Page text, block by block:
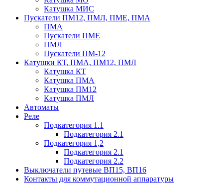
Катушка МИС
Пускатели ПМ12, ПМЛ, ПМЕ, ПМА
ПМА
Пускатели ПМЕ
ПМЛ
Пускатели ПМ-12
Катушки КТ, ПМА, ПМ12, ПМЛ
Катушка КТ
Катушка ПМА
Катушка ПМ12
Катушка ПМЛ
Автоматы
Реле
Подкатегория 1.1
Подкатегория 2.1
Подкатегория 1,2
Подкатегория 2.1
Подкатегория 2.2
Выключатели путевые ВП15, ВП16
Контакты для коммутационной аппаратуры